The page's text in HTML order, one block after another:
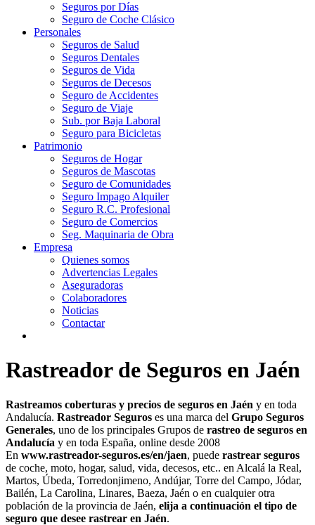
Seguros por Días
Seguro de Coche Clásico
Personales
Seguros de Salud
Seguros Dentales
Seguros de Vida
Seguros de Decesos
Seguro de Accidentes
Seguro de Viaje
Sub. por Baja Laboral
Seguro para Bicicletas
Patrimonio
Seguros de Hogar
Seguros de Mascotas
Seguro de Comunidades
Seguro Impago Alquiler
Seguro R.C. Profesional
Seguro de Comercios
Seg. Maquinaria de Obra
Empresa
Quienes somos
Advertencias Legales
Aseguradoras
Colaboradores
Noticias
Contactar
Rastreador de Seguros en Jaén
Rastreamos coberturas y precios de seguros en Jaén y en toda
Andalucía. Rastreador Seguros es una marca del Grupo Seguros
Generales, uno de los principales Grupos de rastreo de seguros en
Andalucía y en toda España, online desde 2008
En www.rastreador-seguros.es/en/jaen, puede rastrear seguros
de coche, moto, hogar, salud, vida, decesos, etc.. en Alcalá la Real,
Martos, Úbeda, Torredonjimeno, Andújar, Torre del Campo, Jódar,
Bailén, La Carolina, Linares, Baeza, Jaén o en cualquier otra
población de la provincia de Jaén, elija a continuación el tipo de
seguro que desee rastrear en Jaén.